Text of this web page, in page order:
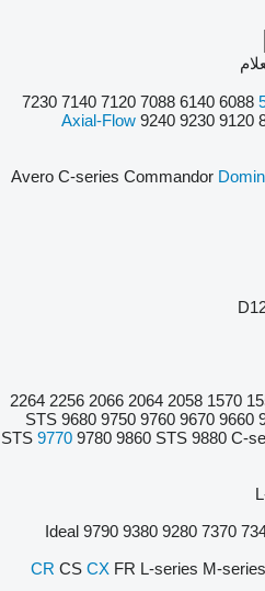
6088
6140
7088
7120
7140
7230
9120
9230
9240
Axial-Flow
Avero C-series Commandor
1570
2058
2064
2066
2256
2264
9660
9670 STS
9680 9750 9760
STS 9770 9780 9860 STS 9880 C-
7370
9280
9380
9790
Ideal
CR CS CX FR L-series M-series